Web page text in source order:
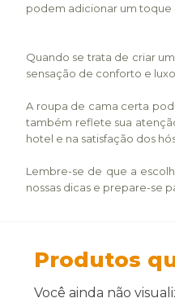
podem adicionar um toque
Quando se trata de criar
sensação de conforto e
A roupa de cama certa
também reflete sua
hotel e na satisfação dos
Lembre-se de que a
nossas dicas e prepare-se
Produtos
Você ainda não